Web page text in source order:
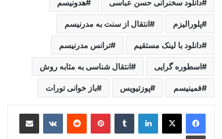
دانلود سخنرانی حسن عباسی هدونیسم
پلورالیزم انتقال از سنت به مدرنیسم
دانلود با لینک مستقیم ترانس مدرنیسم
اسطوره گرایی انتقال شناسی به مثابه روش
فمینیسم پوزتیویس باز خوانی تورات
لینکدین ‫تامبلر ‫پین‌ترست‫رددیت ‫VKontakteاشتراک گذاری از طریق ایمیل
چاپ